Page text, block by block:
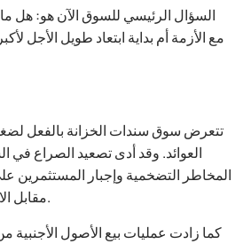
السؤال الرئيسي للسوق الآن هو: هل
مع الأزمة أم بداية ابتعاد طويل الأجل
تتعرض سوق سندات الخزانة بالفعل
العوائد. وقد أدى تصعيد الصراع في
المخاطر التضخمية وإجبار المستثمرين
مقابل الاحتفاظ بالدين الأمريكي.
كما زادت عمليات بيع الأصول